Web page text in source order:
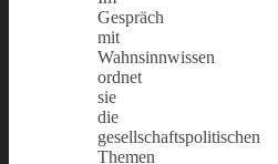
Gespräch
mit
Wahnsinnwissen
ordnet
sie
die
gesellschaftspolitischen
Themen